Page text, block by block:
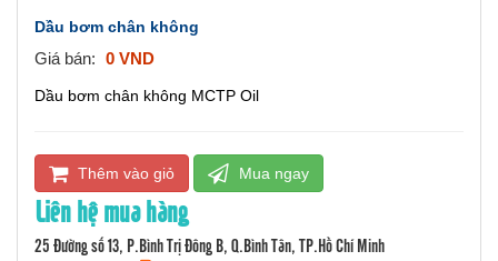
Dầu bơm chân không
Giá bán: 0 VND
Dầu bơm chân không MCTP Oil
Thêm vào giỏ Mua ngay
Liên hệ mua hàng
25 Đường số 13, P.Bình Trị Đông B, Q.Bình Tân, TP.Hồ Chí Minh